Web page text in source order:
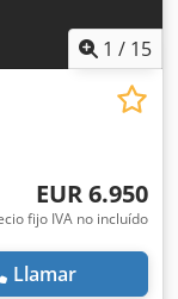
1 / 15
EUR 6.950
fijo IVA no incluído
Llamar